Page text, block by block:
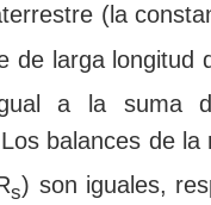
(la
de larga longitud
a la suma
balances de la
s) son iguales,